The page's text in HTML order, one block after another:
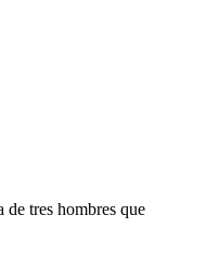
tres hombres que